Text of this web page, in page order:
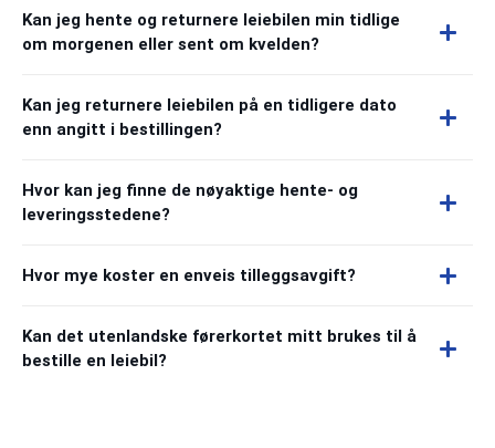
Kan jeg hente og returnere leiebilen min tidlige
om morgenen eller sent om kvelden?
Kan jeg returnere leiebilen på en tidligere dato
enn angitt i bestillingen?
Hvor kan jeg finne de nøyaktige hente- og
leveringsstedene?
Hvor mye koster en enveis tilleggsavgift?
Kan det utenlandske førerkortet mitt brukes til å
bestille en leiebil?